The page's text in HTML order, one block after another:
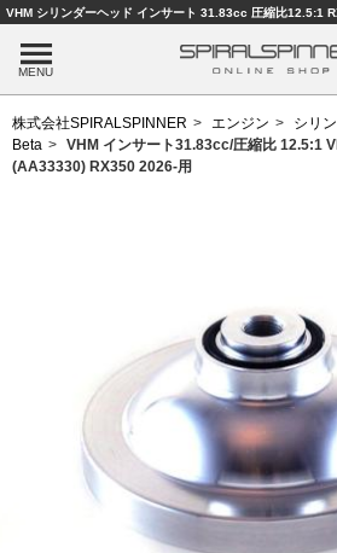
VHM シリンダーヘッド インサート 31.83cc 圧縮比12.5:1
MENU
株式会社SPIRALSPINNER エンジン シリ
Beta
VHM インサート31.83cc/圧縮比 12.5:1
(AA33330) RX350 2026-用